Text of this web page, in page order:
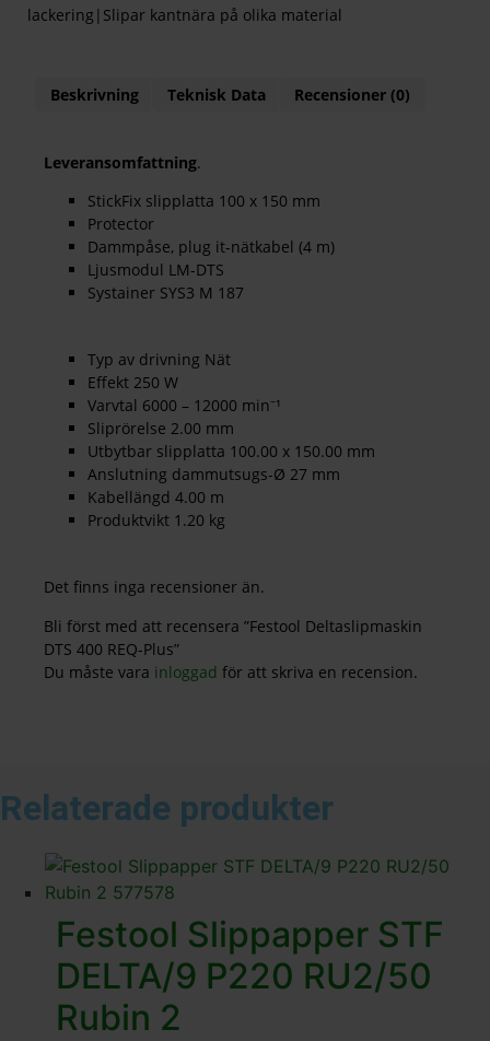
lackering|Slipar kantnära på olika material
Beskrivning Teknisk Data Recensioner (0)
Leveransomfattning.
StickFix slipplatta 100 x 150 mm
Protector
Dammpåse, plug it-nätkabel (4 m)
Ljusmodul LM-DTS
Systainer SYS3 M 187
Typ av drivning Nät
Effekt 250 W
Varvtal 6000 – 12000 min⁻¹
Sliprörelse 2.00 mm
Utbytbar slipplatta 100.00 x 150.00 mm
Anslutning dammutsugs-Ø 27 mm
Kabellängd 4.00 m
Produktvikt 1.20 kg
Det finns inga recensioner än.
Bli först med att recensera ”Festool Deltaslipmaskin
DTS 400 REQ-Plus”
Du måste vara inloggad för att skriva en recension.
Relaterade produkter
Festool Slippapper STF
DELTA/9 P220 RU2/50
Rubin 2